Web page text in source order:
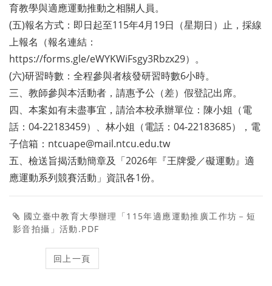
育教學與適應運動推動之相關人員。
(五)報名方式：即日起至115年4月19日（星期日）止，採線
上報名（報名連結：
https://forms.gle/eWYKWiFsgy3Rbzx29）。
(六)研習時數：全程參與者核發研習時數6小時。
三、教師參與本活動者，請惠予公（差）假登記出席。
四、本案如有未盡事宜，請洽本校承辦單位：陳小姐（電
話：04-22183459）、林小姐（電話：04-22183685），電
子信箱：ntcuape@mail.ntcu.edu.tw
五、檢送旨揭活動簡章及「2026年『王牌愛／礙運動』適
應運動系列競賽活動」資訊各1份。
國立臺中教育大學辦理「115年適應運動推廣工作坊－短
影音拍攝」活動.PDF